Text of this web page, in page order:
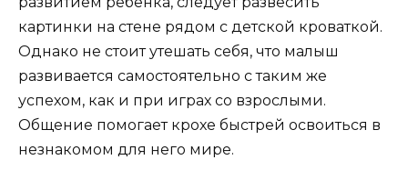
картинки на стене рядом с детской кроваткой.
Однако не стоит утешать себя, что малыш
развивается самостоятельно с таким же
успехом, как и при играх со взрослыми.
Общение помогает крохе быстрей освоиться в
незнакомом для него мире.